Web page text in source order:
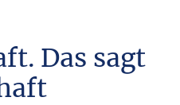
Das sagt